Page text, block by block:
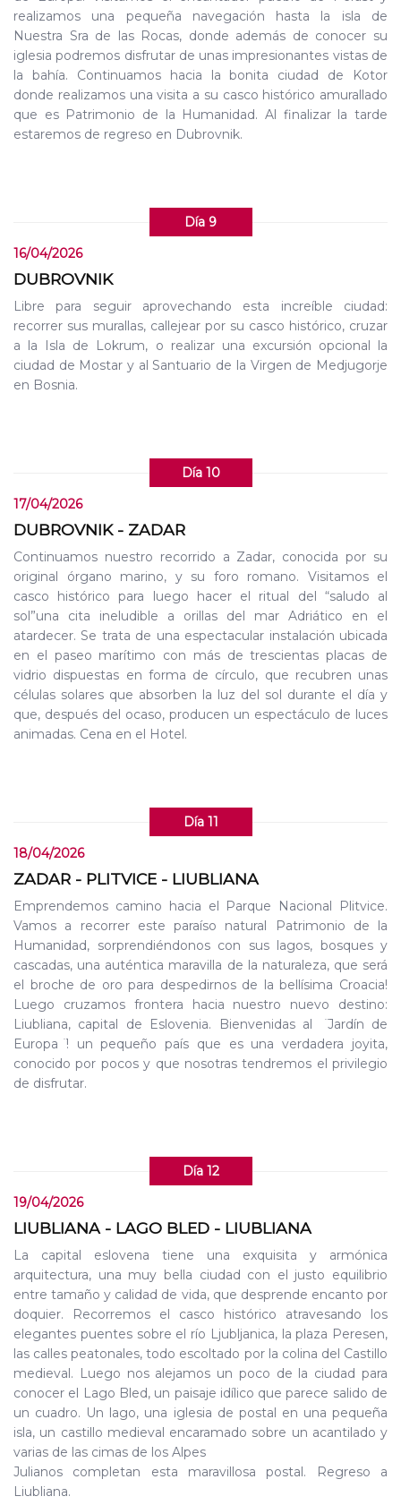
realizamos una pequeña navegación hasta la isla de
Nuestra Sra de las Rocas, donde además de conocer su
iglesia podremos disfrutar de unas impresionantes vistas de
la bahía. Continuamos hacia la bonita ciudad de Kotor
donde realizamos una visita a su casco histórico amurallado
que es Patrimonio de la Humanidad. Al finalizar la tarde
estaremos de regreso en Dubrovnik.
Día 9
16/04/2026
DUBROVNIK
Libre para seguir aprovechando esta increíble ciudad:
recorrer sus murallas, callejear por su casco histórico, cruzar
a la Isla de Lokrum, o realizar una excursión opcional la
ciudad de Mostar y al Santuario de la Virgen de Medjugorje
en Bosnia.
Día 10
17/04/2026
DUBROVNIK - ZADAR
Continuamos nuestro recorrido a Zadar, conocida por su
original órgano marino, y su foro romano. Visitamos el
casco histórico para luego hacer el ritual del “saludo al
sol”una cita ineludible a orillas del mar Adriático en el
atardecer. Se trata de una espectacular instalación ubicada
en el paseo marítimo con más de trescientas placas de
vidrio dispuestas en forma de círculo, que recubren unas
células solares que absorben la luz del sol durante el día y
que, después del ocaso, producen un espectáculo de luces
animadas. Cena en el Hotel.
Día 11
18/04/2026
ZADAR - PLITVICE - LIUBLIANA
Emprendemos camino hacia el Parque Nacional Plitvice.
Vamos a recorrer este paraíso natural Patrimonio de la
Humanidad, sorprendiéndonos con sus lagos, bosques y
cascadas, una auténtica maravilla de la naturaleza, que será
el broche de oro para despedirnos de la bellísima Croacia!
Luego cruzamos frontera hacia nuestro nuevo destino:
Liubliana, capital de Eslovenia. Bienvenidas al ̈Jardín de
Europa ̈! un pequeño país que es una verdadera joyita,
conocido por pocos y que nosotras tendremos el privilegio
de disfrutar.
Día 12
19/04/2026
LIUBLIANA - LAGO BLED - LIUBLIANA
La capital eslovena tiene una exquisita y armónica
arquitectura, una muy bella ciudad con el justo equilibrio
entre tamaño y calidad de vida, que desprende encanto por
doquier. Recorremos el casco histórico atravesando los
elegantes puentes sobre el río Ljubljanica, la plaza Peresen,
las calles peatonales, todo escoltado por la colina del Castillo
medieval. Luego nos alejamos un poco de la ciudad para
conocer el Lago Bled, un paisaje idílico que parece salido de
un cuadro. Un lago, una iglesia de postal en una pequeña
isla, un castillo medieval encaramado sobre un acantilado y
varias de las cimas de los Alpes
Julianos completan esta maravillosa postal. Regreso a
Liubliana.